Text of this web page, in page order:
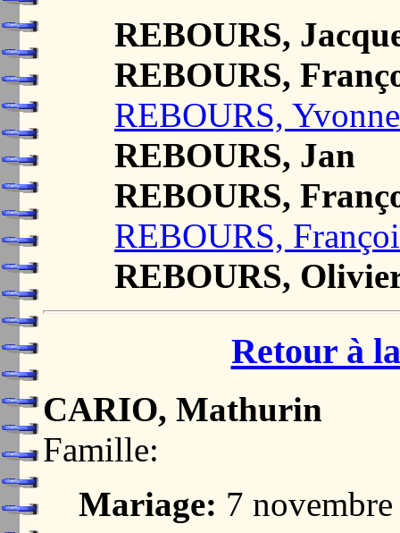
REBOURS,
REBOURS,
REBOURS, Yvonne
REBOURS, Jan
REBOURS,
REBOURS,
REBOURS,
Retour à
CARIO, Mathurin
Famille:
Mariage: 7